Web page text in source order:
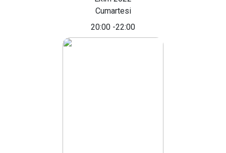
Cumartesi
20:00 -22:00